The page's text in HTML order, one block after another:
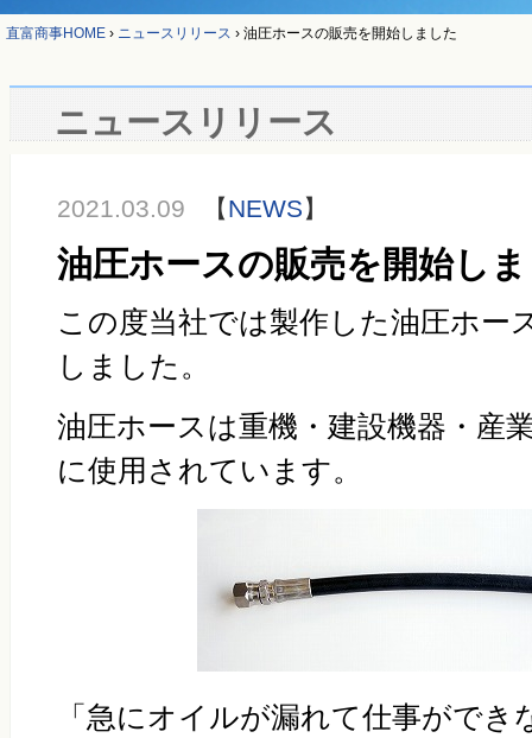
直富商事HOME › ニュースリリース › 油圧ホースの販売を開始しました
ニュースリリース
2021.03.09 【NEWS】
油圧ホースの販売を開始し
この度当社では製作した油圧ホー
しました。
油圧ホースは重機・建設機器・産
に使用されています。
「急にオイルが漏れて仕事がで